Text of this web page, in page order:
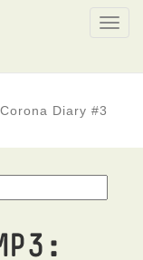
Diary #3